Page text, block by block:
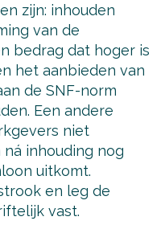
zijn: inhouden
van de
bedrag dat hoger is
het aanbieden van
de SNF-norm
Een andere
niet
inhouding nog
uitkomt.
en leg de
vast.